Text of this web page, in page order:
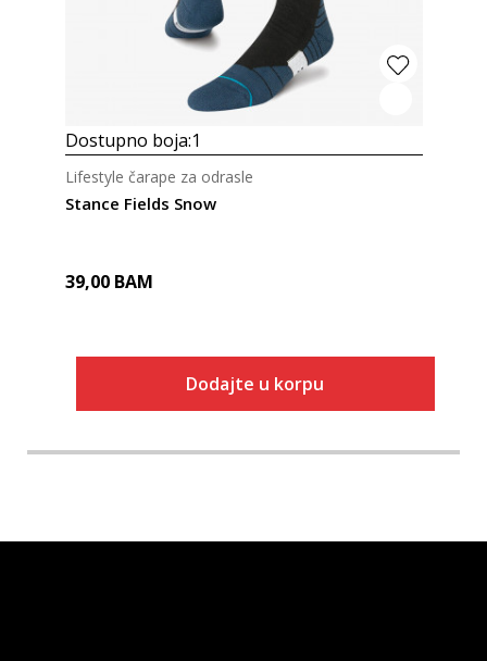
Dostupno boja:1
Stance Fields Snow
Lifestyle čarape za odrasle
39,00 BAM
Dodajte u korpu